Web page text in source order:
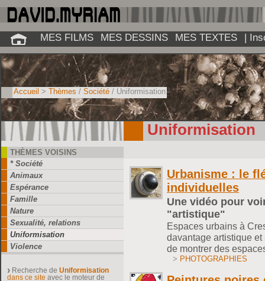
THÈMES VOISINS
* Société
Animaux
Espérance
Famille
Nature
Sexualité, relations
Uniformisation
Violence
Recherche de Uniformisation
dans ce site avec le moteur de
Uniformisation
Urbanisme : le
individuelles
Une vidéo pour
"artistique"
Espaces urbains à
davantage artistique
de montrer des
> PHOTOGRAPHIES
Accueil > Thèmes / Société / Uniformisation
MES FILMS MES DESSINS MES TEXTES |